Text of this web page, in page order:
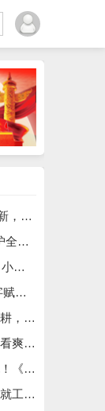
康
活
量
态
发展
向之光
磅更新
标杆